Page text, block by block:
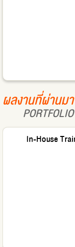
ผลงานที่ผ่านมา
PORTFOLIO
In-House